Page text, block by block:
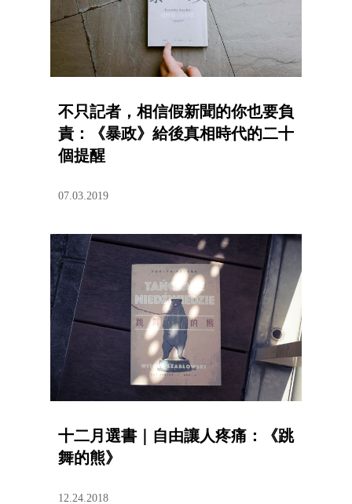
不只記者，相信假新聞的你也要負
責：《暴政》給後真相時代的二十
個提醒
07.03.2019
十二月選書｜自由讓人疼痛：《跳
舞的熊》
12.24.2018